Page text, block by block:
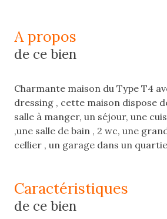
a propos
de ce bien
Charmante maison du Type T4
dressing , cette maison dispose
salle à manger, un séjour, une
,une salle de bain , 2 wc, une
cellier , un garage dans un
caractéristiques
de ce bien